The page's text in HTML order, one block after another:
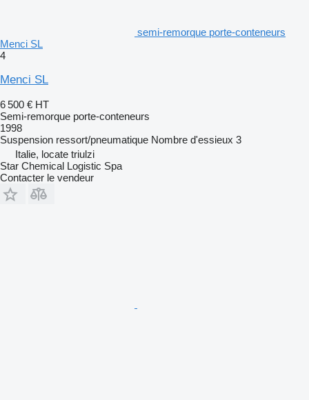
semi-remorque porte-conteneurs
Menci SL
4
Menci SL
6 500 € HT
Semi-remorque porte-conteneurs
1998
Suspension ressort/pneumatique Nombre d'essieux 3
Italie, locate triulzi
Star Chemical Logistic Spa
Contacter le vendeur